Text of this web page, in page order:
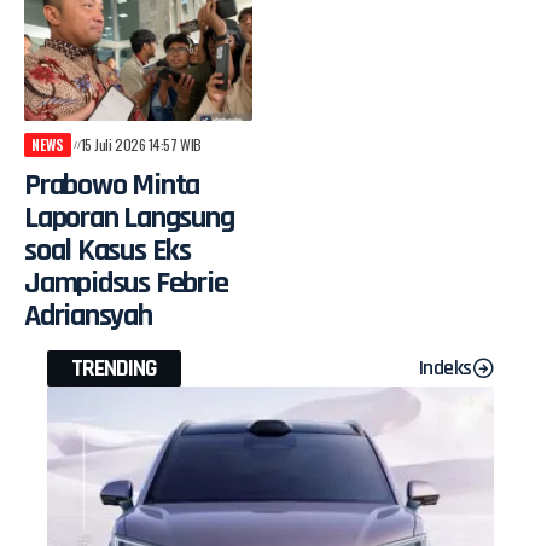
NEWS 15 Juli 2026 14:57 WIB
Prabowo Minta
Laporan Langsung
soal Kasus Eks
Jampidsus Febrie
Adriansyah
TRENDING Indeks